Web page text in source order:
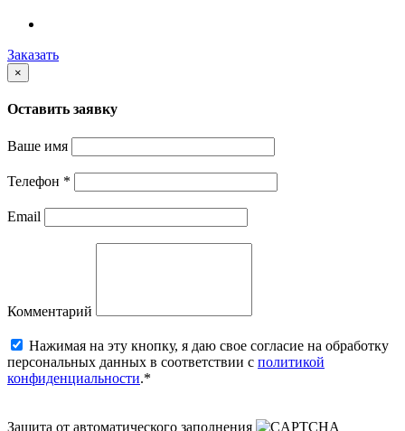
Заказать
×
Оставить заявку
Ваше имя
Телефон *
Email
Комментарий
Нажимая на эту кнопку, я даю свое согласие на обработку
персональных данных в соответствии с политикой
конфиденциальности.*
Защита от автоматического заполнения